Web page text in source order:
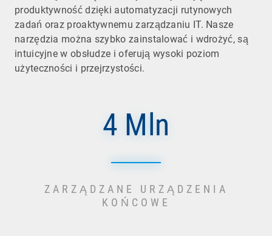
produktywność dzięki automatyzacji rutynowych
zadań oraz proaktywnemu zarządzaniu IT. Nasze
narzędzia można szybko zainstalować i wdrożyć, są
intuicyjne w obsłudze i oferują wysoki poziom
użyteczności i przejrzystości.
4 Mln
ZARZĄDZANE URZĄDZENIA
KOŃCOWE